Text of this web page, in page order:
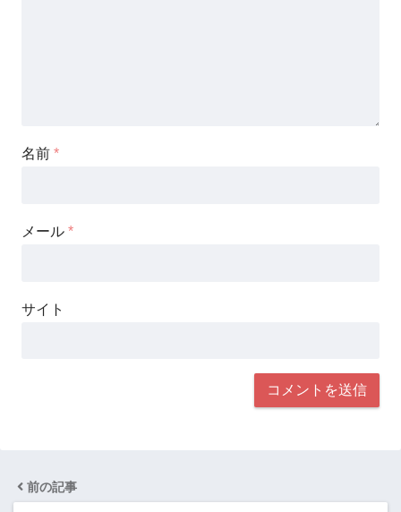
名前 *
メール *
サイト
前の記事